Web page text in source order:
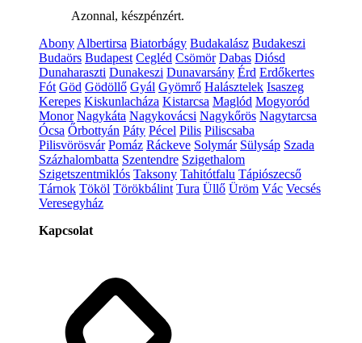
Azonnal, készpénzért.
Abony Albertirsa Biatorbágy Budakalász Budakeszi
Budaörs Budapest Cegléd Csömör Dabas Diósd
Dunaharaszti Dunakeszi Dunavarsány Érd Erdőkertes
Fót Göd Gödöllő Gyál Gyömrő Halásztelek Isaszeg
Kerepes Kiskunlacháza Kistarcsa Maglód Mogyoród
Monor Nagykáta Nagykovácsi Nagykőrös Nagytarcsa
Ócsa Őrbottyán Páty Pécel Pilis Piliscsaba
Pilisvörösvár Pomáz Ráckeve Solymár Sülysáp Szada
Százhalombatta Szentendre Szigethalom
Szigetszentmiklós Taksony Tahitótfalu Tápiószecső
Tárnok Tököl Törökbálint Tura Üllő Üröm Vác Vecsés
Veresegyház
Kapcsolat